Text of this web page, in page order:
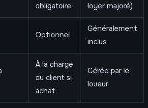
obligatoire
loyer majoré)
Optionnel
Généralement
inclus
À la charge
du client si
achat
Gérée par le
loueur